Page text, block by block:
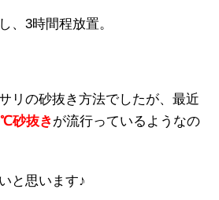
、3時間程放置。
リの砂抜き方法でしたが、最近
砂抜き が流行っているようなの
と思います♪